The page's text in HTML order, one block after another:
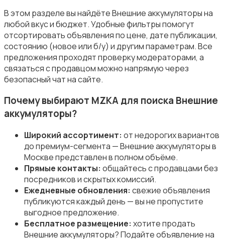
Аксессуары
В этом разделе вы найдёте Внешние аккумуляторы на
любой вкус и бюджет. Удобные фильтры помогут
отсортировать объявления по цене, дате публикации,
состоянию (новое или б/у) и другим параметрам. Все
предложения проходят проверку модераторами, а
связаться с продавцом можно напрямую через
безопасный чат на сайте.
Почему выбирают MZKA для поиска Внешние
аккумуляторы?
Широкий ассортимент: от недорогих вариантов
до премиум-сегмента — Внешние аккумуляторы в
Москве представлен в полном объёме.
Прямые контакты: общайтесь с продавцами без
посредников и скрытых комиссий.
Ежедневные обновления: свежие объявления
публикуются каждый день — вы не пропустите
выгодное предложение.
Бесплатное размещение: хотите продать
Внешние аккумуляторы? Подайте объявление на